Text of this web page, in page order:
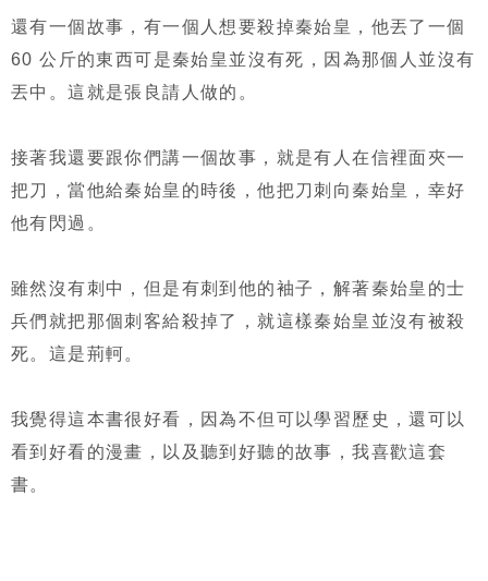
還有一個故事，有一個人想要殺掉秦始皇，他丟了一個
60 公斤的東西可是秦始皇並沒有死，因為那個人並沒有
丟中。這就是張良請人做的。
接著我還要跟你們講一個故事，就是有人在信裡面夾一
把刀，當他給秦始皇的時後，他把刀刺向秦始皇，幸好
他有閃過。
雖然沒有刺中，但是有刺到他的袖子，解著秦始皇的士
兵們就把那個刺客給殺掉了，就這樣秦始皇並沒有被殺
死。這是荊軻。
我覺得這本書很好看，因為不但可以學習歷史，還可以
看到好看的漫畫，以及聽到好聽的故事，我喜歡這套
書。